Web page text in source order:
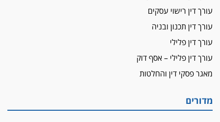
עורך דין ברמת השרון נחקר בחשד למרמה בעסקת
נדל"ן
"אני מכינה 5-6 ג'וינטים ביום"
תובעת משטרתית פוטרה בחשד לעישון סמים
שנחשף בפעילות בלשים בטלגרם
לא בכל יום
הכנסת אישרה
עורך דין רישוי עסקים
עורך דין תכנון ובניה
עורך דין פלילי
עורך דין פלילי – אסף דוק
מאגר פסקי דין והחלטות
מדורים